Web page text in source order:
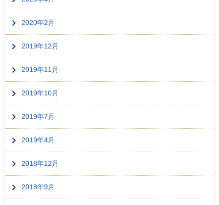
2020年2月
2019年12月
2019年11月
2019年10月
2019年7月
2019年4月
2018年12月
2018年9月